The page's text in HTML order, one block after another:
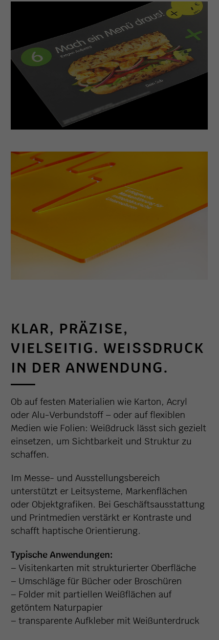
KLAR, PRÄZISE,
VIELSEITIG. WEISSDRUCK I
N DER ANWENDUNG.
Ob auf festen Materialien wie Karton, Acryl
oder Alu-Verbundstoff – oder auf flexiblen
Medien wie Folien: Weißdruck lässt sich gezielt
einsetzen, um Sichtbarkeit und Struktur zu
schaffen.
Im Messe- und Ausstellungsbereich
unterstützt er Leitsysteme, Markenflächen
oder Objektgrafiken. Bei Geschäftsausstattung
und Printmedien verstärkt er Kontraste und
schafft haptische Orientierung.
Typische Anwendungen:
– Visitenkarten mit strukturierter Oberfläche
– Umschläge für Bücher oder Broschüren
– Folder mit partiellen Weißflächen auf
getöntem Naturpapier
– transparente Aufkleber mit Weißunterdruck